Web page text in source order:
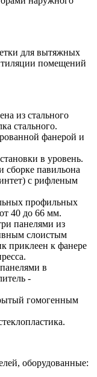
для вытяжных
помещений
из стального
стального.
фанерой и
в уровень.
павильона
с рифленым
профильных
40 до 66 мм.
панелями из
слоистым
приклеен к фанере
в
-
гомогенным
оборудованные: